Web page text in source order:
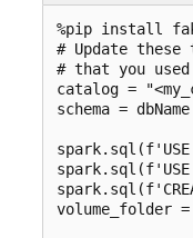
%pip install
# Update these
# that you
catalog =
schema =
spark.sql(f'USE
spark.sql(f'USE
volume_folder